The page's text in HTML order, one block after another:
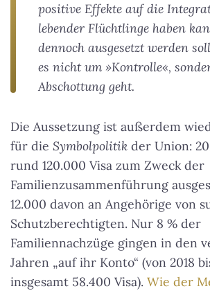
positive Effekte auf die
lebender Flüchtlinge haben
dennoch ausgesetzt werden
es nicht um »Kontrolle«,
Abschottung geht.
Die Aussetzung ist außerdem
für die Symbolpolitik der Union:
rund 120.000 Visa zum Zweck der
Familienzusammenführung
12.000 davon an Angehörige von
Schutzberechtigten. Nur 8 % der
Familiennachzüge gingen in den
Jahren „auf ihr Konto“ (von 2018
insgesamt 58.400 Visa). Wie der